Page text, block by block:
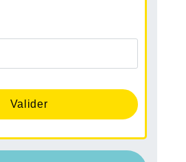
VENDEE
Vente Maison - 232 m²